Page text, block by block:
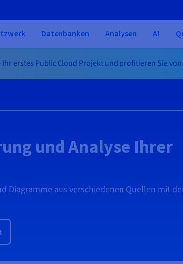
Datenbanken Analysen AI
Ihr erstes Public Cloud Projekt und profitieren Sie von
und Analyse Ihrer
Diagramme aus verschiedenen Quellen mit